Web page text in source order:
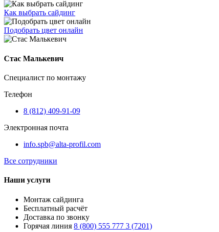
Как выбрать сайдинг
Подобрать цвет онлайн
Стас Малькевич
Специалист по монтажу
Телефон
8 (812) 409-91-09
Электронная почта
info.spb@alta-profil.com
Все сотрудники
Наши услуги
Монтаж сайдинга
Бесплатный расчёт
Доставка по звонку
Горячая линия 8 (800) 555 777 3 (7201)